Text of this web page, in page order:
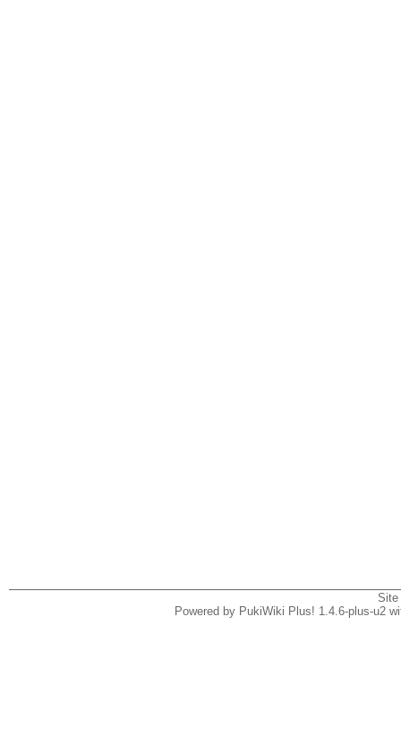
Powered by PukiWiki Plus! 1.4.6-plus-u2